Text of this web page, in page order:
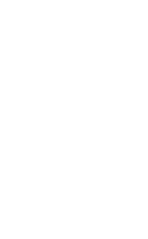
物俳優